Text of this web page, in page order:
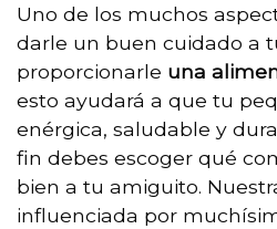
Uno de los muchos
darle un buen cuidado a
proporcionarle una
esto ayudará a que tu
enérgica, saludable y
fin debes escoger qué
bien a tu amiguito.
influenciada por